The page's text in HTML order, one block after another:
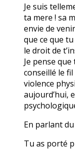
Je suis
ta mere ! sa
envie de
que ce que
le droit de
Je pense
conseillé le
violence
aujourd’hui,
En parlant
Tu as porté